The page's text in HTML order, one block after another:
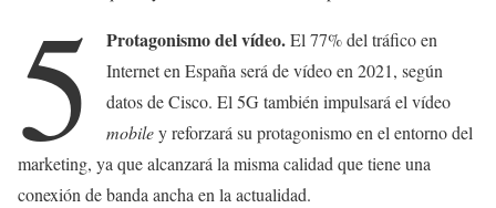
5 Protagonismo del vídeo.El 77% del tráfico en
Internet en España será de vídeo en 2021, según
datos de Cisco. El 5G también impulsará el vídeo
mobiley reforzará su protagonismo en el entorno del
marketing, ya que alcanzará la misma calidad que tiene una
conexión de banda ancha en la actualidad.